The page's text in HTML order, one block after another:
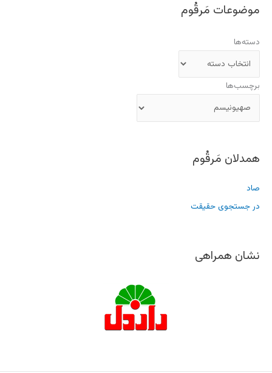
موضوعات مَرقُوم
دسته‌ها
برچسب‌ها
همدلان مَرقُوم
صاد
در جستجوی حقیقت
نشان همراهی